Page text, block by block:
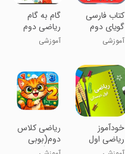
کتاب فارسی
گویای دوم
ابتدایی
آموزشی
گام به گام
ریاضی دوم
دبستان
آموزشی
خودآموز
ریاضی اول
دبستان
‏ریاضی کلاس
دوم(بوبی
نابغه)